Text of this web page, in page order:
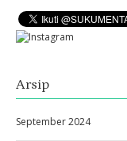
Arsip
September 2024